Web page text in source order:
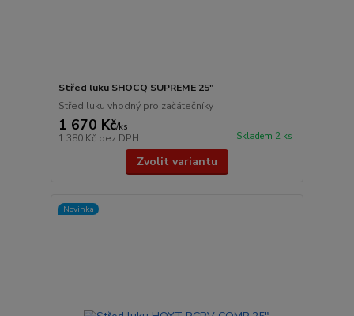
Střed luku SHOCQ SUPREME 25"
Střed luku vhodný pro začátečníky
1 670 Kč/ks
1 380 Kč bez DPH Skladem 2 ks
Zvolit variantu
Novinka